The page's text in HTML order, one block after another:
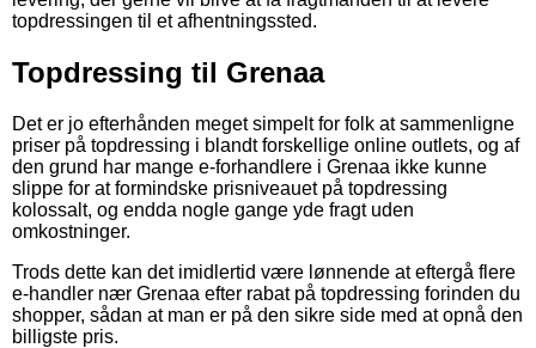
topdressingen til et afhentningssted.
Topdressing til Grenaa
Det er jo efterhånden meget simpelt for folk at sammenligne
priser på topdressing i blandt forskellige online outlets, og af
den grund har mange e-forhandlere i Grenaa ikke kunne
slippe for at formindske prisniveauet på topdressing
kolossalt, og endda nogle gange yde fragt uden
omkostninger.
Trods dette kan det imidlertid være lønnende at eftergå flere
e-handler nær Grenaa efter rabat på topdressing forinden du
shopper, sådan at man er på den sikre side med at opnå den
billigste pris.